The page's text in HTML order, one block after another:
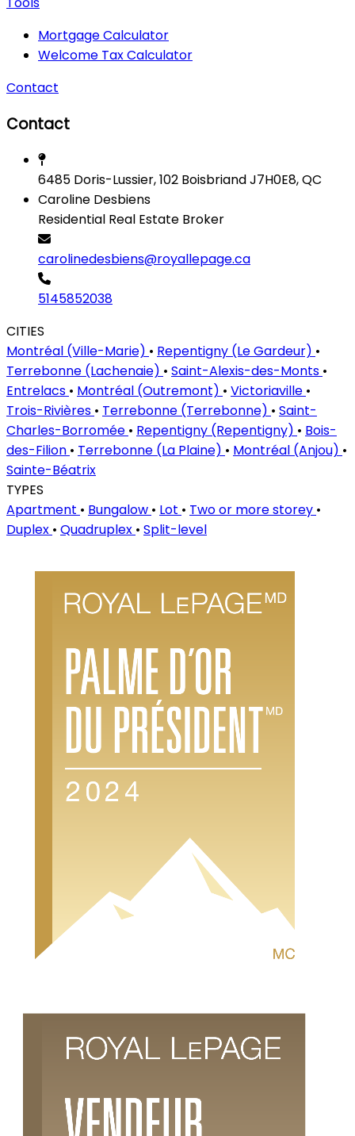
Mortgage Calculator
Welcome Tax Calculator
Contact
Contact
6485 Doris-Lussier, 102 Boisbriand J7H0E8, QC
Caroline Desbiens
Residential Real Estate Broker
carolinedesbiens@royallepage.ca
5145852038
CITIES
Montréal (Ville-Marie) • Repentigny (Le Gardeur) •
Terrebonne (Lachenaie) • Saint-Alexis-des-Monts •
Entrelacs • Montréal (Outremont) • Victoriaville •
Trois-Rivières • Terrebonne (Terrebonne) • Saint-
Charles-Borromée • Repentigny (Repentigny) • Bois-
des-Filion • Terrebonne (La Plaine) • Montréal (Anjou) •
Sainte-Béatrix
TYPES
Apartment • Bungalow • Lot • Two or more storey •
Duplex • Quadruplex • Split-level